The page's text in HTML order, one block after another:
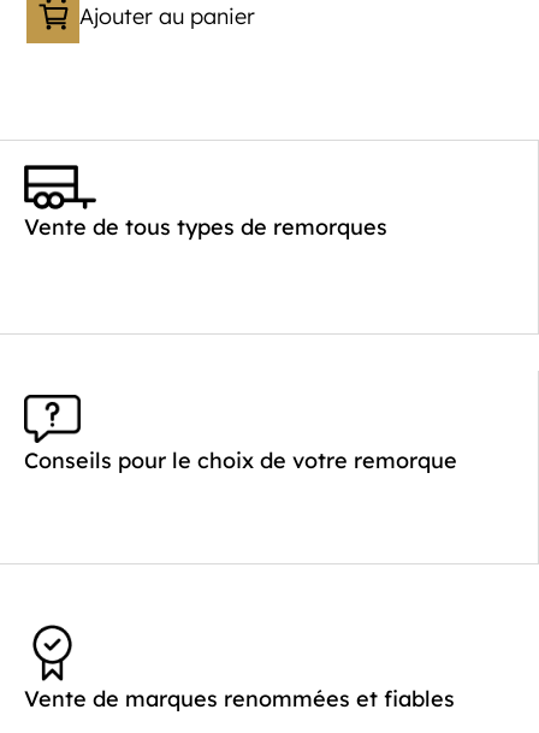
PTAC :
Poids à vide (kg) : 330
Ajouter au panier
Vente de tous types de remorques
Conseils pour le choix de votre remorque
Vente de marques renommées et fiables